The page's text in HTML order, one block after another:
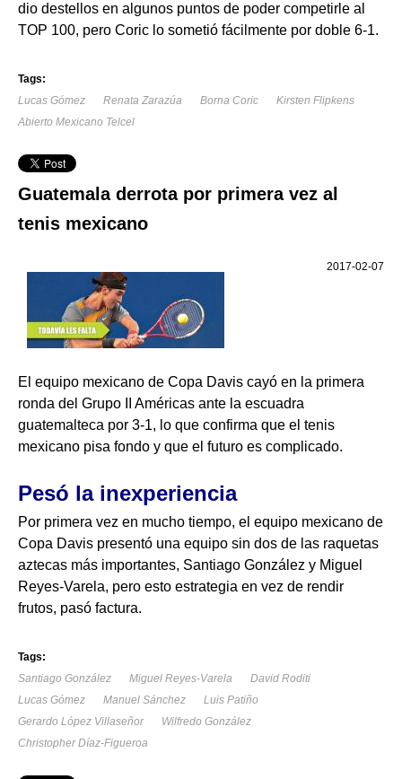
dio destellos en algunos puntos de poder competirle al
TOP 100, pero Coric lo sometió fácilmente por doble 6-1.
Tags:
Lucas Gómez
Renata Zarazúa Borna Coric
Kirsten Flipkens
Abierto Mexicano Telcel
Guatemala derrota por primera vez al
tenis mexicano
2017-02-07
El equipo mexicano de Copa Davis cayó en la primera
ronda del Grupo II Américas ante la escuadra
guatemalteca por 3-1, lo que confirma que el tenis
mexicano pisa fondo y que el futuro es complicado.
Pesó la inexperiencia
Por primera vez en mucho tiempo, el equipo mexicano de
Copa Davis presentó una equipo sin dos de las raquetas
aztecas más importantes, Santiago González y Miguel
Reyes-Varela, pero esto estrategia en vez de rendir
frutos, pasó factura.
Tags:
Santiago González
Miguel Reyes-Varela
David Roditi
Lucas Gómez
Manuel Sánchez
Luis Patiño
Gerardo López Villaseñor
Wilfredo González
Christopher Díaz-Figueroa